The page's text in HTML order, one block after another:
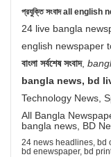
প্রযুক্তি সংবাদ all english
24 live bangla
english newspaper
বাংলা সর্বশেষ সংবাদ,
bangla news, bd
Technology News,
All Bangla
bangla news, BD
24 news headlines, bd
bd enewspaper, bd